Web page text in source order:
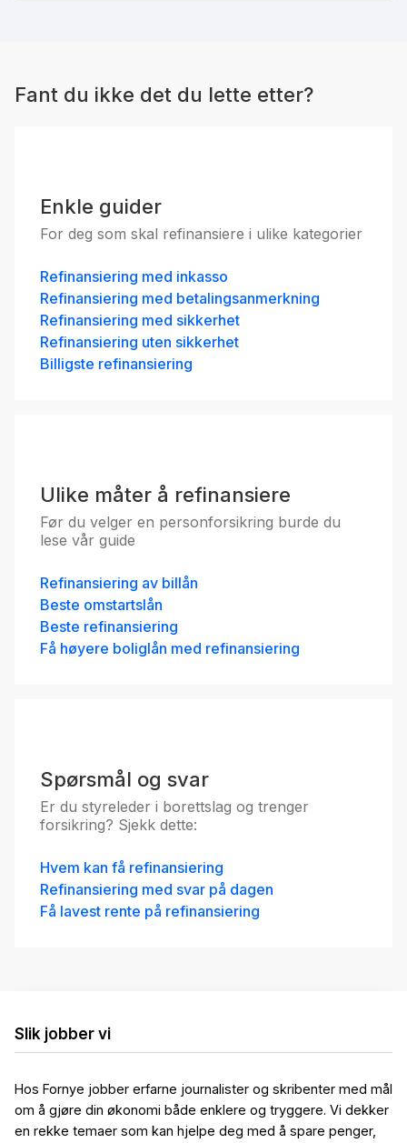
Fritidsbolig medlem 75 %
4.98
Fritidsbolig øvrige kunder
5.41
4.66
eff.rente
Fant du ikke det du lette etter?
Enkle guider
For deg som skal refinansiere i ulike kategorier
Refinansiering med inkasso
Refinansiering med betalingsanmerkning
Refinansiering med sikkerhet
Refinansiering uten sikkerhet
Billigste refinansiering
Ulike måter å refinansiere
Før du velger en personforsikring burde du
lese vår guide
Refinansiering av billån
Beste omstartslån
Beste refinansiering
Få høyere boliglån med refinansiering
Spørsmål og svar
Er du styreleder i borettslag og trenger
forsikring? Sjekk dette:
Hvem kan få refinansiering
Refinansiering med svar på dagen
Få lavest rente på refinansiering
Slik jobber vi
Hos Fornye jobber erfarne journalister og skribenter med mål
om å gjøre din økonomi både enklere og tryggere. Vi dekker
en rekke temaer som kan hjelpe deg med å spare penger,